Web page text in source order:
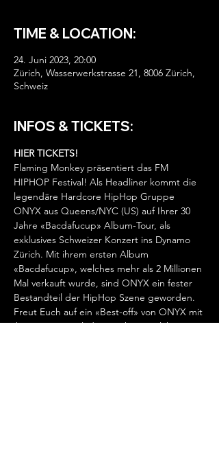
TIME & LOCATION:
24. Juni 2023, 20:00
Zürich, Wasserwerkstrasse 21, 8006 Zürich,
Schweiz
INFOS & TICKETS:
HIER TICKETS!
Flaming Monkey präsentiert das FM
HIPHOP Festival! Als Headliner kommt die
legendäre Hardcore HipHop Gruppe
ONYX aus Queens/NYC (US) auf Ihrer 30
Jahre «Bacdafucup» Album-Tour, als
exklusives Schweizer Konzert ins Dynamo
Zürich. Mit ihrem ersten Album
«Bacdafucup», welches mehr als 2 Millionen
Mal verkauft wurde, sind ONYX ein fester
Bestandteil der HipHop Szene geworden.
Freut Euch auf ein «Best-off» von ONYX mit
ihrer energiegeladenen Show, welche in